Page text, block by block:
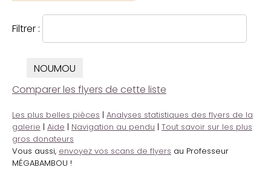
Filtrer :
NOUMOU
Comparer les flyers de cette liste
Les plus belles pièces | Analyses statistiques des flyers de la
galerie | Aide | Navigation au pendu | Tout savoir sur les plus
gros donateurs
Vous aussi, envoyez vos scans de flyers au Professeur
MÉGABAMBOU !